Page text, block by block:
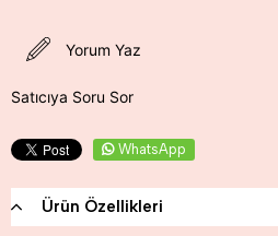
Yorum Yaz
Satıcıya Soru Sor
WhatsApp
Ürün Özellikleri